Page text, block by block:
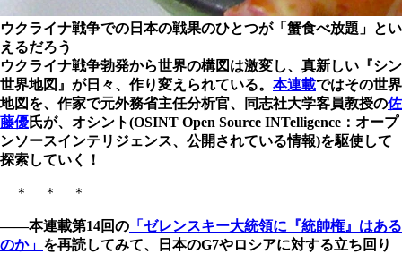
ウクライナ戦争での日本の戦果のひとつが「蟹食べ放題」とい
えるだろう
ウクライナ戦争勃発から世界の構図は激変し、真新しい『シン
世界地図』が日々、作り変えられている。 本連載ではその世界
地図を、作家で元外務省主任分析官、同志社大学客員教授の佐
藤優氏が、オシント(OSINT Open Source INTelligence：オープ
ンソースインテリジェンス、公開されている情報)を駆使して
探索していく！
＊ ＊ ＊
――本連載第14回の 「ゼレンスキー大統領に『統帥権』はある
のか」 を再読してみて、日本のG7やロシアに対する立ち回り